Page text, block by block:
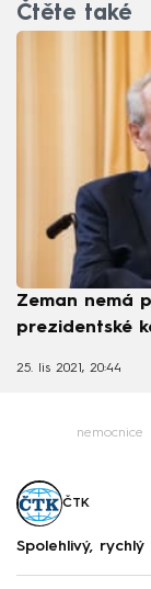
Čtěte také
Zeman nemá
prezidentské
25. lis 2021, 20:44
nemocnice
ČTK
Spolehlivý,